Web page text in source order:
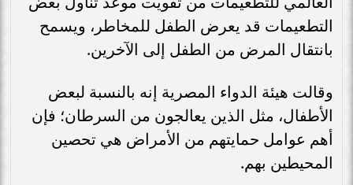
التطعيمات قد يعرض الطفل للمخاطر، ويسمح
بانتقال المرض من الطفل إلى الآخرين.​
وقالت هيئة الدواء المصرية إنه بالنسبة لبعض
الأطفال، مثل الذين يعالجون من السرطان؛ فإن
أهم عوامل حمايتهم من الأمراض هي تحصين
المحيطين بهم.​